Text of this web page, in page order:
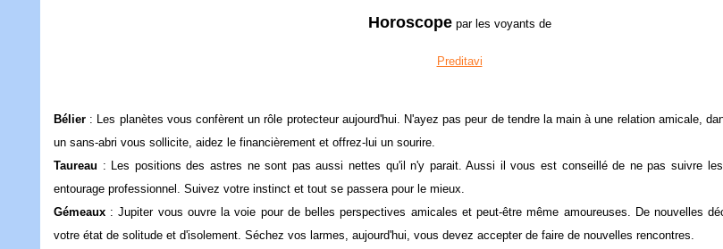
Horoscopepar les voyants de
Preditavi
Bélier : Les planètes vous confèrent un rôle protecteur aujourd'hui. N'ayez pas peur de tendre la main à une relation amicale,
un sans-abri vous sollicite, aidez le financièrement et offrez-lui un sourire.
Taureau : Les positions des astres ne sont pas aussi nettes qu'il n'y parait. Aussi il vous est conseillé de ne pas suivre
entourage professionnel. Suivez votre instinct et tout se passera pour le mieux.
Gémeaux : Jupiter vous ouvre la voie pour de belles perspectives amicales et peut-être même amoureuses. De nouvelles
votre état de solitude et d'isolement. Séchez vos larmes, aujourd'hui, vous devez accepter de faire de nouvelles rencontres.